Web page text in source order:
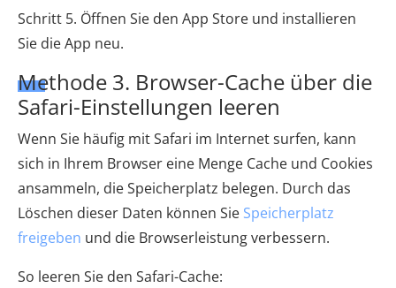
Schritt 5. Öffnen Sie den App Store und installieren
Sie die App neu.
Methode 3. Browser-Cache über die
Safari-Einstellungen leeren
Wenn Sie häufig mit Safari im Internet surfen, kann
sich in Ihrem Browser eine Menge Cache und Cookies
ansammeln, die Speicherplatz belegen. Durch das
Löschen dieser Daten können Sie Speicherplatz
freigeben und die Browserleistung verbessern.
So leeren Sie den Safari-Cache: